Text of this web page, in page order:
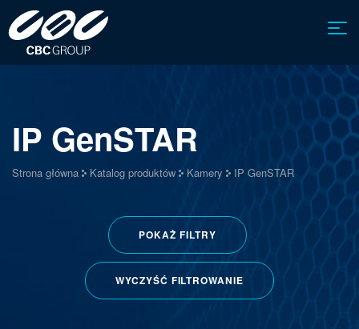
IP GenSTAR
Strona główna Katalog produktów Kamery IP GenSTAR
POKAŻ FILTRY
WYCZYŚĆ FILTROWANIE